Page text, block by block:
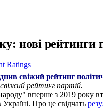
нові рейтинги
Ratings
свіжий рейтинг
рейтинг партій.
вперше з 2019 року
Про це свідчать